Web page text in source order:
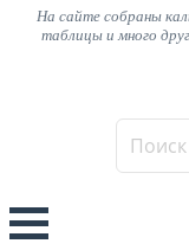
На сайте собраны
таблицы и много